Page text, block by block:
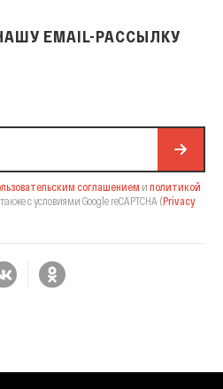
EMAIL-РАССЫЛКУ
соглашением и политикой
с условиями Google reCAPTCHA (Privacy